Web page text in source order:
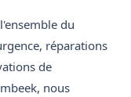
du
réparations
de
nous